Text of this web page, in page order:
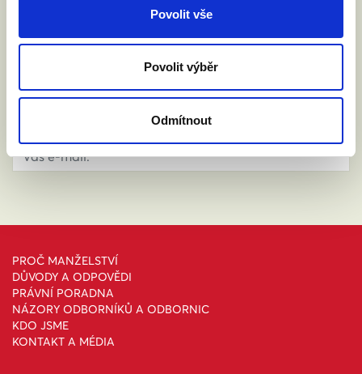
Povolit vše
Povolit výběr
Odmítnout
ABY VÁM O MANŽELSTVÍ NIC
NEUNIKLO
PROČ MANŽELSTVÍ
DŮVODY A ODPOVĚDI
PRÁVNÍ PORADNA
NÁZORY ODBORNÍKŮ A ODBORNIC
KDO JSME
KONTAKT A MÉDIA